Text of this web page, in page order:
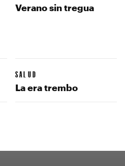
Verano sin tregua
SALUD
La era trembo